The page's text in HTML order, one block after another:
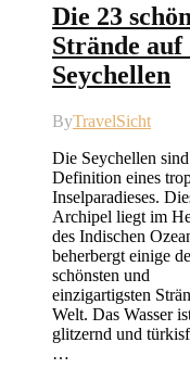
Die 23
Strände auf
Seychellen
ByTravelSicht
Die Seychellen
Definition eines
Inselparadieses.
Archipel liegt im
des Indischen
beherbergt einige
schönsten und
einzigartigsten
Welt. Das Wasser
glitzernd und
…